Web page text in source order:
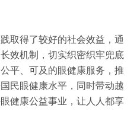
取得了较好的社会效益，通
效机制，切实织密织牢兜底
平、可及的眼健康服务，推
民眼健康水平，同时带动越
健康公益事业，让人人都享